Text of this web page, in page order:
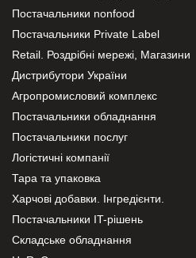
Постачальники nonfood
Постачальники Private Label
Retail. Роздрібні мережі, Магазини
Дистрибутори України
Агропромисловий комплекс
Постачальники обладнання
Постачальники послуг
Логістичні компанії
Тара та упаковка
Харчові добавки. Інгредієнти.
Постачальники IT-рішень
Складське обладнання